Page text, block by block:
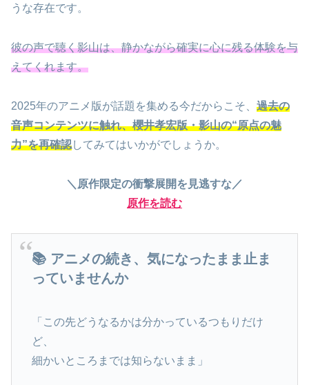
うな存在です。
彼の声で聴く影山は、静かながら確実に心に残る体験を与
えてくれます。
2025年のアニメ版が話題を集める今だからこそ、 過去の
音声コンテンツに触れ、櫻井孝宏版・影山の“原点の魅
力”を再確認してみてはいかがでしょうか。
＼原作限定の衝撃展開を見逃すな／
原作を読む
📚 アニメの続き、気になったまま止ま
っていませんか
「この先どうなるかは分かっているつもりだけ
ど、
細かいところまでは知らないまま」